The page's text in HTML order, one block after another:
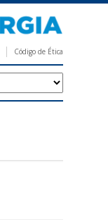
Código de Ética